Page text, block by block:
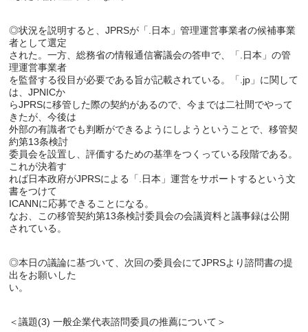
◎状況を説明すると、JPRSが「.日本」管理運営事業者の候補事業
者として選定
された。一方、総務省の情報通信審議会の答申で、「.日本」の管
理運営事業者
を監督する役目が必要である旨が記載されている。「.jp」に関して
は、JPNICか
らJPRSに移管した際の契約があるので、今までは二社間でやって
きたが、今後は
外部の有識者でも判断ができるようにしようということで、移管契
約第13条検討
委員会を設置し、評価するための基準をつくっている段階である。
これが決着す
れば日本政府がJPRSによる「.日本」運営をサポートするという文
書をつけて
ICANNに応募できることになる。
なお、この移管契約第13条検討委員会の会議資料と議事録は公開
◎本日の議論に基づいて、次回の委員会にてJPRSより諮問書の提
出をお願いした